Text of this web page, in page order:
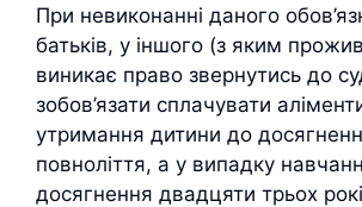
При невиконанні даного
батьків, у іншого (з яким
виникає право звернутись до
зобов’язати сплачувати
утримання дитини до
повноліття, а у випадку
досягнення двадцяти трьох